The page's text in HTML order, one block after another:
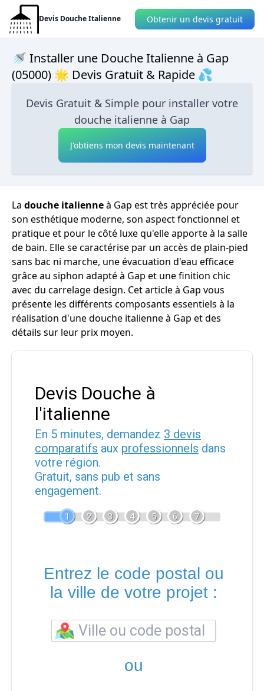
Devis Douche Italienne Obtenir un devis gratuit
🚿 Installer une Douche Italienne à Gap
(05000) 🌟 Devis Gratuit & Rapide 💦
Devis Gratuit & Simple pour installer votre
douche italienne à Gap
J'obtiens mon devis maintenant
La douche italienneà Gap est très appréciée pour
son esthétique moderne, son aspect fonctionnel et
pratique et pour le côté luxe qu'elle apporte à la salle
de bain. Elle se caractérise par un accès de plain-pied
sans bac ni marche, une évacuation d'eau efficace
grâce au siphon adapté à Gap et une finition chic
avec du carrelage design. Cet article à Gap vous
présente les différents composants essentiels à la
réalisation d'une douche italienne à Gap et des
détails sur leur prix moyen.
Devis Douche à
l'italienne
En 5 minutes, demandez 3 devis
comparatifs aux professionnels dans
votre région.
Gratuit, sans pub et sans
engagement.
1 2 3 4 5 6 7
Entrez le code postal ou
la ville de votre projet :
ou